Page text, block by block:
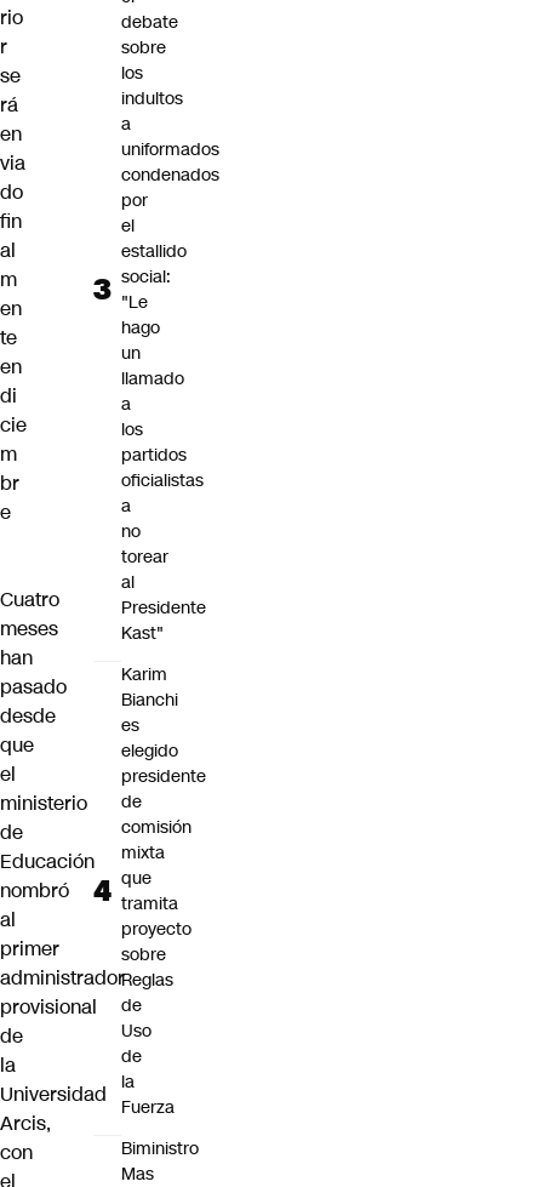
rio
r
se
rá
en
via
do
fin
al
m
en
te
en
di
cie
m
br
e
Cuatro
meses
han
pasado
desde
que
el
ministerio
de
Educación
nombró
al
primer
administrador
provisional
de
la
Universidad
Arcis,
con
el
debate
sobre
los
indultos
a
uniformados
condenados
por
el
estallido
social:
"Le
hago
un
llamado
a
los
partidos
oficialistas
a
no
torear
al
Presidente
Kast"
Karim
Bianchi
es
elegido
presidente
de
comisión
mixta
que
tramita
proyecto
sobre
Reglas
de
Uso
de
la
Fuerza
Biministro
Mas